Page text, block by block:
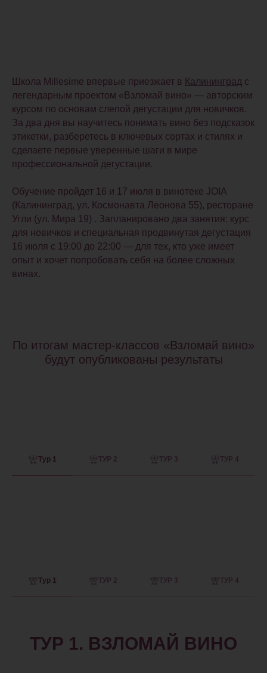
Школа Millesime впервые приезжает в Калининград с
легендарным проектом «Взломай вино» — авторским
курсом по основам слепой дегустации для новичков.
За два дня вы научитесь понимать вино без подсказок
этикетки, разберетесь в ключевых сортах и стилях и
сделаете первые уверенные шаги в мире
профессиональной дегустации.
Обучение пройдет 16 и 17 июля в винотеке JOIA
(Калининград, ул. Космонавта Леонова 55), ресторане
Угли (ул. Мира 19) . Запланировано два занятия: курс
для новичков и специальная продвинутая дегустация
16 июля с 19:00 до 22:00 — для тех, кто уже имеет
опыт и хочет попробовать себя на более сложных
винах.
Стоимость участия
По итогам мастер-классов «Взломай вино»
будут опубликованы результаты
Тур 1 ТУР 2 ТУР 3 ТУР 4
Тур 1 ТУР 2 ТУР 3 ТУР 4
ТУР 1. ВЗЛОМАЙ ВИНО